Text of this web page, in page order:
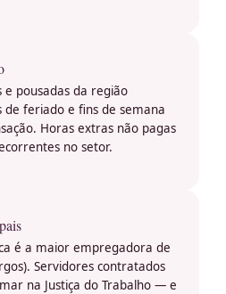
e pousadas da região
feriado e fins de semana
Horas extras não pagas
no setor.
é a maior empregadora de
Servidores contratados
na Justiça do Trabalho — e